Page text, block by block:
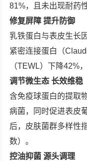
81%，且未出现耐药
修复屏障 提升防御
乳铁蛋白与表皮生长
紧密连接蛋白（
（TEWL）下降42%
调节微生态 长效维稳
含免疫球蛋白的提取
病菌，同时促进表皮
后，皮肤菌群多样性
数）。
控油抑菌 源头调理